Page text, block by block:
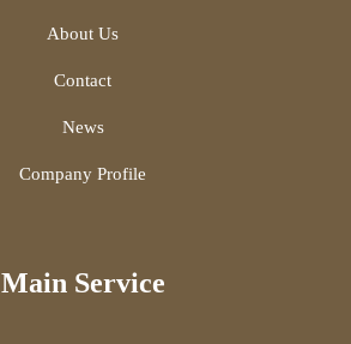
About Us
Contact
News
Company Profile
Main Service